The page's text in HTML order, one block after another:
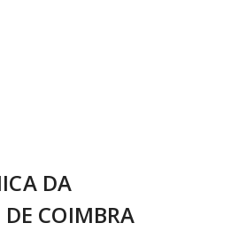
DA
COIMBRA